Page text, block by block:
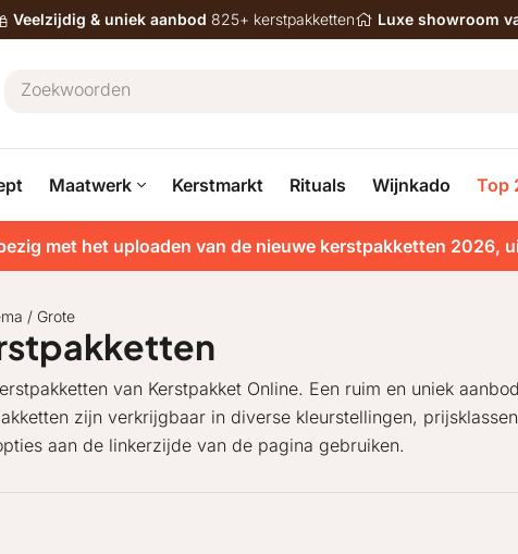
Veelzijdig & uniek aanbod 825+ kerstpakketten Luxe showroom
Maatwerk Kerstmarkt Rituals Wijnkado Top
met het uploaden van de nieuwe kerstpakketten 2026,
/ Grote
van Kerstpakket Online. Een ruim en uniek aanbod
zijn verkrijgbaar in diverse kleurstellingen,
aan de linkerzijde van de pagina gebruiken.